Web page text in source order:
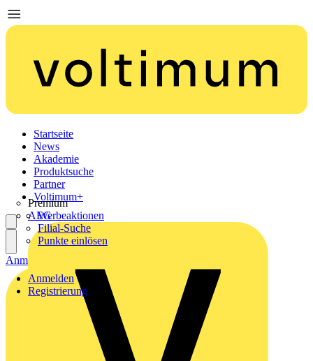
Startseite
News
Akademie
Produktsuche
Partner
Premium
AEG
Voltimum+
Werbeaktionen
Filial-Suche
Punkte einlösen
Anmelden
Registrierung
Anmelden